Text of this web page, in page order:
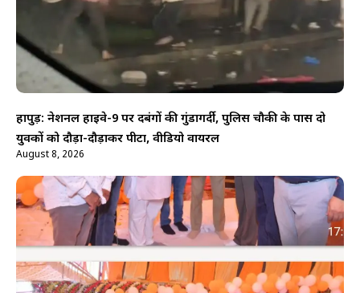
हापुड़: नेशनल हाईवे-9 पर दबंगों की गुंडागर्दी, पुलिस चौकी के पास दो
युवकों को दौड़ा-दौड़ाकर पीटा, वीडियो वायरल
August 8, 2026